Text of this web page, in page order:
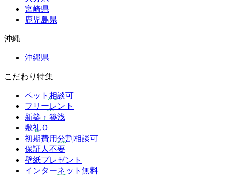
宮崎県
鹿児島県
沖縄
沖縄県
こだわり特集
ペット相談可
フリーレント
新築・築浅
敷礼０
初期費用分割相談可
保証人不要
壁紙プレゼント
インターネット無料